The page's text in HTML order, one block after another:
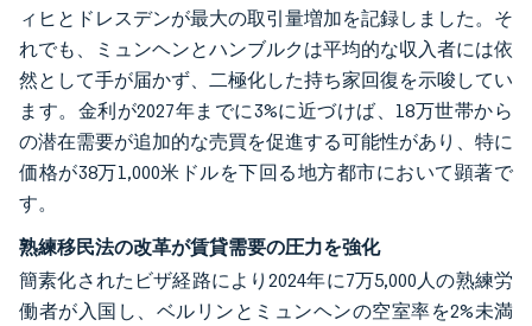
ィヒとドレスデンが最大の取引量増加を記録しました。そ
れでも、ミュンヘンとハンブルクは平均的な収入者には依
然として手が届かず、二極化した持ち家回復を示唆してい
ます。金利が2027年までに3%に近づけば、18万世帯から
の潜在需要が追加的な売買を促進する可能性があり、特に
価格が38万1,000米ドルを下回る地方都市において顕著で
す。
熟練移民法の改革が賃貸需要の圧力を強化
簡素化されたビザ経路により2024年に7万5,000人の熟練労
働者が入国し、ベルリンとミュンヘンの空室率を2%未満